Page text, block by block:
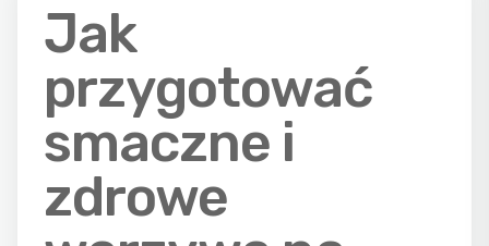
Jak
przygotować
smaczne i
zdrowe